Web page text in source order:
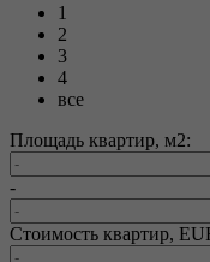
1
2
3
4
все
Площадь квартир, м2:
-
Стоимость квартир,